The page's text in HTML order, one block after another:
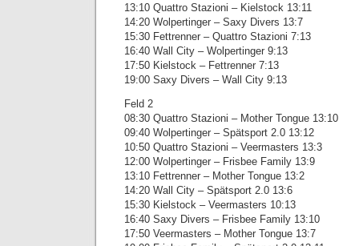
13:10 Quattro Stazioni – Kielstock 13:11
14:20 Wolpertinger – Saxy Divers 13:7
15:30 Fettrenner – Quattro Stazioni 7:13
16:40 Wall City – Wolpertinger 9:13
17:50 Kielstock – Fettrenner 7:13
19:00 Saxy Divers – Wall City 9:13
Feld 2
08:30 Quattro Stazioni – Mother Tongue 13:10
09:40 Wolpertinger – Spätsport 2.0 13:12
10:50 Quattro Stazioni – Veermasters 13:3
12:00 Wolpertinger – Frisbee Family 13:9
13:10 Fettrenner – Mother Tongue 13:2
14:20 Wall City – Spätsport 2.0 13:6
15:30 Kielstock – Veermasters 10:13
16:40 Saxy Divers – Frisbee Family 13:10
17:50 Veermasters – Mother Tongue 13:7